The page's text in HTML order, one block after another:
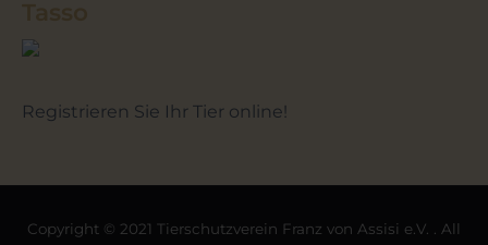
Registrieren Sie Ihr Tier online!
Copyright © 2021 Tierschutzverein Franz von Assisi e.V. . All